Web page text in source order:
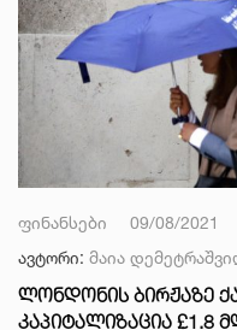
ფინანსები
09/08/2021
ავტორი: მაია
ᲚᲝᲜᲓᲝᲜᲘᲡ ᲑᲘᲠᲟᲐᲖᲔ
ᲙᲐᲞᲘᲢᲐᲚᲘᲖᲐᲪᲘᲐ £1.8